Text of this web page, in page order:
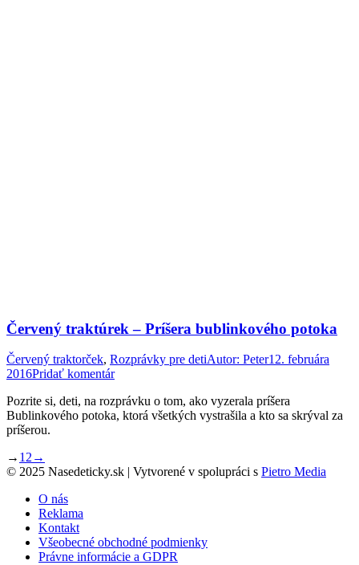
Červený traktúrek – Príšera bublinkového potoka
Červený traktorček, Rozprávky pre detiAutor: Peter12. februára
2016Pridať komentár
Pozrite si, deti, na rozprávku o tom, ako vyzerala príšera
Bublinkového potoka, ktorá všetkých vystrašila a kto sa skrýval za
príšerou.
→ 1 2 →
© 2025 Nasedeticky.sk | Vytvorené v spolupráci s Pietro Media
O nás
Reklama
Kontakt
Všeobecné obchodné podmienky
Právne informácie a GDPR